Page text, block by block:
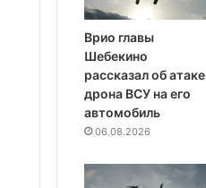
Врио главы
Шебекино
рассказал об атаке
дрона ВСУ на его
автомобиль
06.08.2026